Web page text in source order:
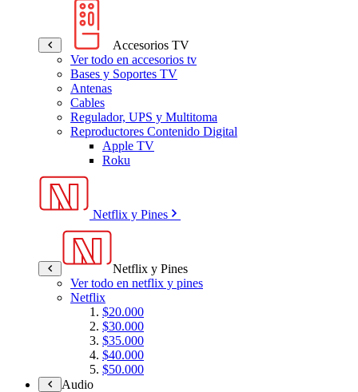
Accesorios TV
Ver todo en accesorios tv
Bases y Soportes TV
Antenas
Cables
Regulador, UPS y Multitoma
Reproductores Contenido Digital
Apple TV
Roku
Netflix y Pines
Netflix y Pines
Ver todo en netflix y pines
Netflix
$20.000
$30.000
$35.000
$40.000
$50.000
Audio